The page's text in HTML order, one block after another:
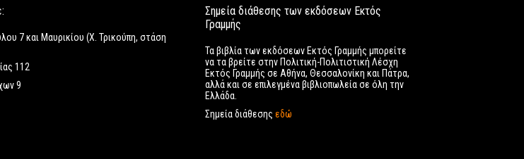
7 και Μαυρικίου (Χ. Τρικούπη, στάση
112
9
Σημεία διάθεσης των εκδόσεων Εκτός
Γραμμής
Τα βιβλία των εκδόσεων Εκτός Γραμμής μπορείτε
να τα βρείτε στην Πολιτική-Πολιτιστική Λέσχη
Εκτός Γραμμής σε Αθήνα, Θεσσαλονίκη και Πάτρα,
αλλά και σε επιλεγμένα βιβλιοπωλεία σε όλη την
Ελλάδα.
Σημεία διάθεσης εδώ